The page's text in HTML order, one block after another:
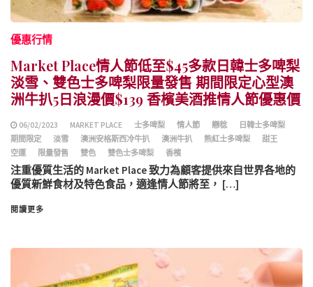
優惠行情
Market Place情人節低至$45多款日韓士多啤梨
淡雪、雙色士多啤梨限量發售 期間限定心型澳
洲牛扒5日浪漫價$139 香檳美酒推情人節優惠價
06/02/2023 MARKET PLACE 士多啤梨 情人節 戀稔
日韓士多啤梨
期間限定
淡雪 澳洲安格斯西冷牛扒 澳洲牛扒 熊紅士多啤梨
甜王
空運
限量發售 雙色 雙色士多啤梨 香檳
注重優質生活的 Market Place 致力為顧客提供來自世界各地的
優質新鮮食材及特色食品，適逢情人節將至， […]
閱讀更多